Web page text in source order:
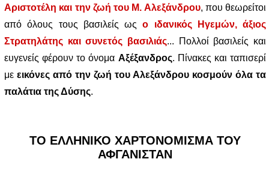
Αριστοτέλη και την ζωή του Μ. Αλεξάνδρου, που θεωρείτοι
από όλους τους βασιλείς ωςο ιδανικός Ηγεμών, άξιος
Στρατηλάτης και συνετός βασιλιάς... Πολλοί βασιλείς και
ευγενείς φέρουν το όνομα Αξέξανδρος. Πίνακες και ταπισερί
με εικόνες από την ζωή του Αλεξάνδρου κοσμούν όλα τα
παλάτια της Δύσης.
ΤΟ ΕΛΛΗΝΙΚΟ ΧΑΡΤΟΝΟΜΙΣΜΑ ΤΟΥ
ΑΦΓΑΝΙΣΤΑΝ